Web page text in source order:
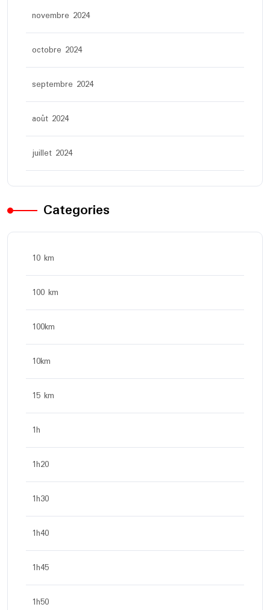
novembre 2024
octobre 2024
septembre 2024
août 2024
juillet 2024
Categories
10 km
100 km
100km
10km
15 km
1h
1h20
1h30
1h40
1h45
1h50